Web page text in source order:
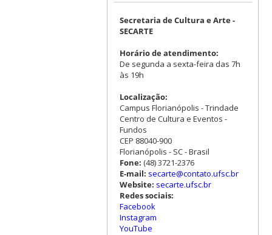
Secretaria de Cultura e Arte -
SECARTE
Horário de atendimento:
De segunda a sexta-feira das 7h
às 19h
Localização:
Campus Florianópolis - Trindade
Centro de Cultura e Eventos -
Fundos
CEP 88040-900
Florianópolis - SC - Brasil
Fone: (48) 3721-2376
E-mail: secarte@contato.ufsc.br
Website: secarte.ufsc.br
Redes sociais:
Facebook
Instagram
YouTube